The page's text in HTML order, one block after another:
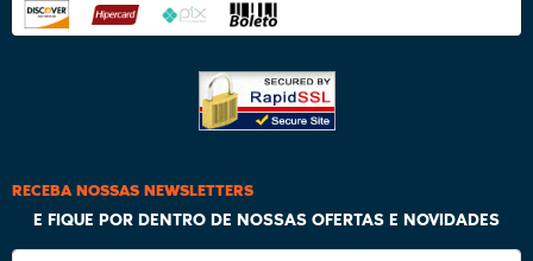
RECEBA NOSSAS NEWSLETTERS
E FIQUE POR DENTRO DE NOSSAS OFERTAS E NOVIDADES